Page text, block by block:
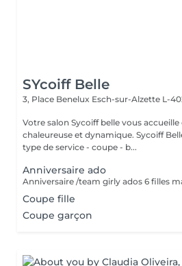
SYcoiff Belle
3, Place Benelux Esch-sur-Alzette L-
Votre salon Sycoiff belle vous
chaleureuse et dynamique. Sycoiff Belle vous propose : - tout
type de service - coupe - b...
Anniversaire ado
Coupe fille
Coupe garçon